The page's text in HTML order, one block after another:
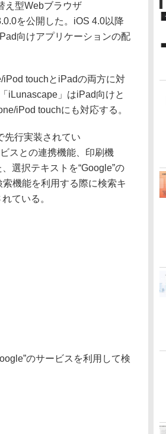
え型Webブラウザ
を公開した。iOS 4.0以降
向けアプリケーションの配
touchとiPadの両方に対
iLunascape」はiPad向けと
iPod touchにも対応する。
行実装されてい
スとの連携機能、印刷機
選択テキストを“Google”の
機能を利用する際に検索キ
ている。
のサービスを利用して検